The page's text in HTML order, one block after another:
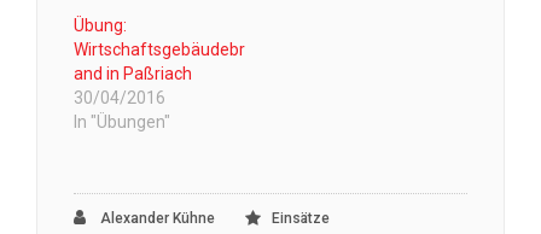
Übung:
Wirtschaftsgebäudebr
and in Paßriach
30/04/2016
In "Übungen"
Alexander Kühne Einsätze